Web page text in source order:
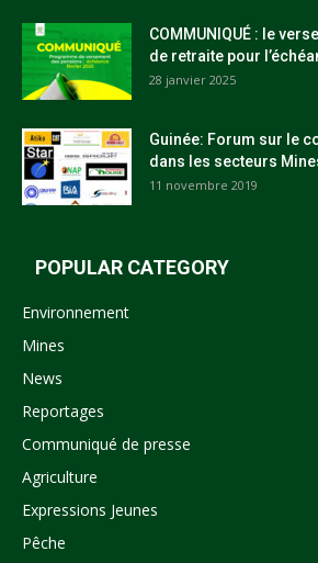
COMMUNIQUÉ : le
de retraite pour
28 janvier 2025
Guinée: Forum sur le
dans les secteurs
11 novembre 2019
POPULAR CATEGORY
Environnement
Mines
News
Reportages
Communiqué de presse
Agriculture
Expressions Jeunes
Pêche